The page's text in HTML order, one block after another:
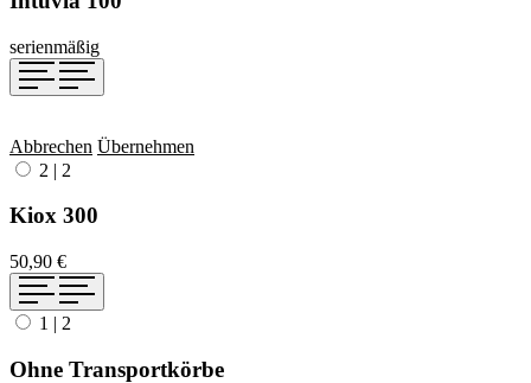
serienmäßig
Abbrechen Übernehmen
2 | 2
Kiox 300
50,90 €
1 | 2
Ohne Transportkörbe